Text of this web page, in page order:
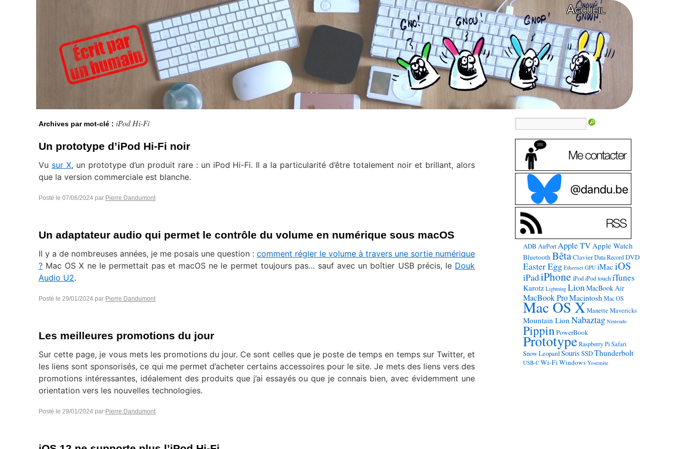
Accueil
Archives par mot-clé : iPod Hi-Fi
Un prototype d’iPod Hi-Fi noir
Vu sur X, un prototype d’un produit rare : un iPod Hi-Fi. Il a la particularité d’être totalement noir et brillant, alors
que la version commerciale est blanche.
Posté le 07/06/2024 par Pierre Dandumont
Un adaptateur audio qui permet le contrôle du volume en numérique sous macOS
Il y a de nombreuses années, je me posais une question : comment régler le volume à travers une sortie numérique
? Mac OS X ne le permettait pas et macOS ne le permet toujours pas… sauf avec un boîtier USB précis, le Douk
Audio U2.
Posté le 29/01/2024 par Pierre Dandumont
Les meilleures promotions du jour
Sur cette page, je vous mets les promotions du jour. Ce sont celles que je poste de temps en temps sur Twitter, et
les liens sont sponsorisés, ce qui me permet d’acheter certains accessoires pour le site. Je mets des liens vers des
promotions intéressantes, idéalement des produits que j’ai essayés ou que je connais bien, avec évidemment une
orientation vers les nouvelles technologies.
Posté le 29/01/2024 par Pierre Dandumont
ADB AirPort Apple TVApple Watch
BluetoothBêtaClavier Data Record DVD
Easter Egg Ethernet GPU iMaciOS
iPadiPhone iPod iPod touch iTunes
Karotz Lightning LionMacBook Air
MacBook ProMacintosh Mac OS
Mac OS X Manette Mavericks
Mountain Lion Nabaztag Nintendo
PippinPowerBook
Prototype Raspberry Pi Safari
Snow LeopardSouris SSDThunderbolt
USB-C Wi-FiWindows Yosemite